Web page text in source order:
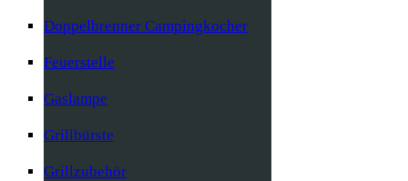
Doppelbrenner Campingkocher
Feuerstelle
Gaslampe
Grillbürste
Grillzubehör